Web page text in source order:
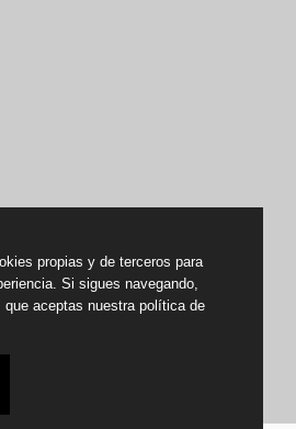
propias y de terceros para
Si sigues navegando,
que aceptas nuestra política de